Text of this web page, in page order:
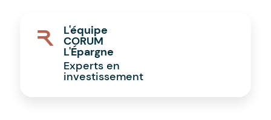
L'équipe
CORUM
L'Épargne
Experts en
investissement